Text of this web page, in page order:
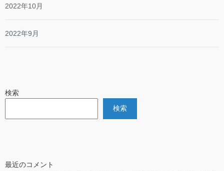
2022年10月
2022年9月
検索
検索
最近のコメント